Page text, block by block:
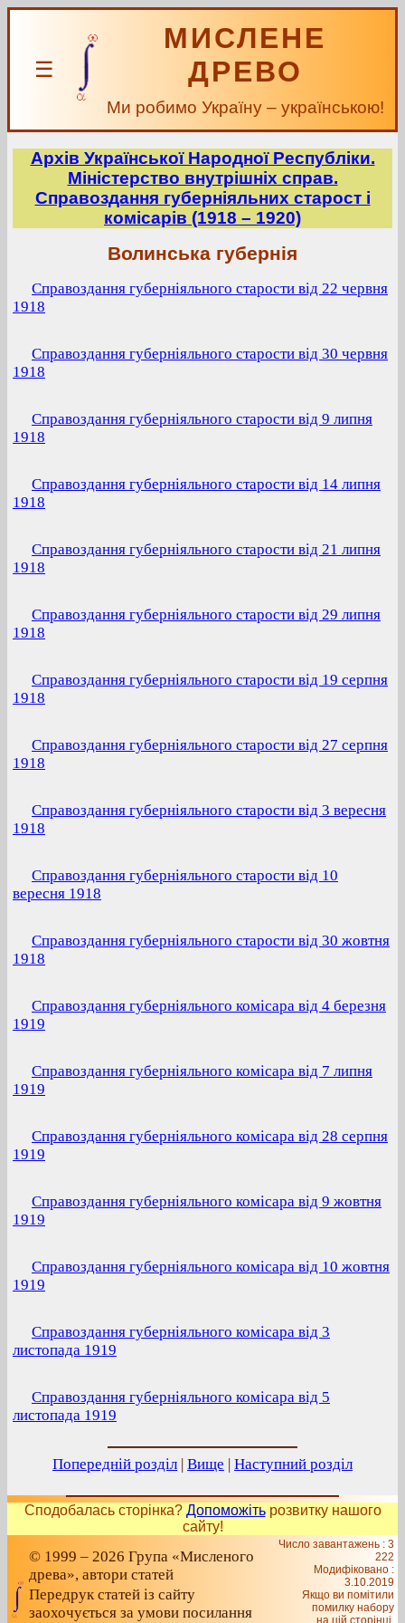
☰
МИСЛЕНЕ
ДРЕВО
Ми робимо Україну – українською!
Архів Української Народної Республіки.
Міністерство внутрішніх справ.
Справоздання губерніяльних старост і
комісарів (1918 – 1920)
Волинська губернія
Справоздання губерніяльного старости від 22 червня
1918
Справоздання губерніяльного старости від 30 червня
1918
Справоздання губерніяльного старости від 9 липня
1918
Справоздання губерніяльного старости від 14 липня
1918
Справоздання губерніяльного старости від 21 липня
1918
Справоздання губерніяльного старости від 29 липня
1918
Справоздання губерніяльного старости від 19 серпня
1918
Справоздання губерніяльного старости від 27 серпня
1918
Справоздання губерніяльного старости від 3 вересня
1918
Справоздання губерніяльного старости від 10
вересня 1918
Справоздання губерніяльного старости від 30 жовтня
1918
Справоздання губерніяльного комісара від 4 березня
1919
Справоздання губерніяльного комісара від 7 липня
1919
Справоздання губерніяльного комісара від 28 серпня
1919
Справоздання губерніяльного комісара від 9 жовтня
1919
Справоздання губерніяльного комісара від 10 жовтня
1919
Справоздання губерніяльного комісара від 3
листопада 1919
Справоздання губерніяльного комісара від 5
листопада 1919
Попередній розділ | Вище | Наступний розділ
Сподобалась сторінка? Допоможітьрозвитку нашого
сайту!
© 1999 – 2026 Група «Мисленого
древа», автори статей
Передрук статей із сайту
заохочується за умови посилання
Число завантажень : 3
222
Модифіковано :
3.10.2019
Якщо ви помітили
помилку набору
на цiй сторiнцi,